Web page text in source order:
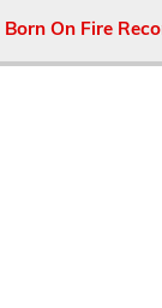
Born On Fire